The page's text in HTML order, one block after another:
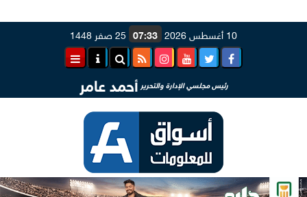
10 أغسطس 2026 07:33 25 صفر 1448
رئيس مجلسي الإدارة والتحرير أحمد عامر